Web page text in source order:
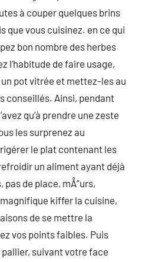
à couper quelques brins
que vous cuisinez. en ce qui
bon nombre des herbes
l’habitude de faire usage,
pot vitrée et mettez-les au
conseillés. Ainsi, pendant
qu’à prendre une zeste
les surprenez au
le plat contenant les
un aliment ayant déjà
de place, mÅ“urs,
kiffer la cuisine,
de se mettre la
vos points faibles. Puis
pallier, suivant votre face